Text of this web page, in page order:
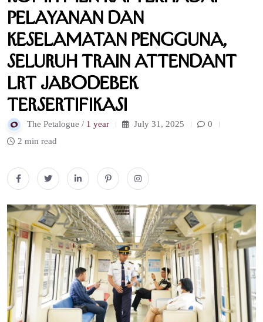
Pelayanan dan
Keselamatan Pengguna,
Seluruh Train Attendant
LRT Jabodebek
Tersertifikasi
The Petalogue / 1 year July 31, 2025
0
2 min read